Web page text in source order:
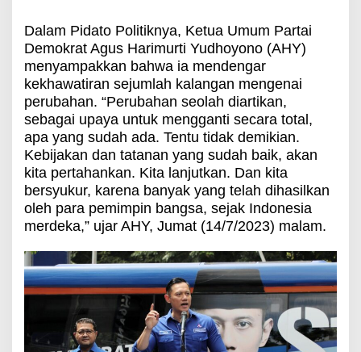
Dalam Pidato Politiknya, Ketua Umum Partai
Demokrat Agus Harimurti Yudhoyono (AHY)
menyampakkan bahwa ia mendengar
kekhawatiran sejumlah kalangan mengenai
perubahan. “Perubahan seolah diartikan,
sebagai upaya untuk mengganti secara total,
apa yang sudah ada. Tentu tidak demikian.
Kebijakan dan tatanan yang sudah baik, akan
kita pertahankan. Kita lanjutkan. Dan kita
bersyukur, karena banyak yang telah dihasilkan
oleh para pemimpin bangsa, sejak Indonesia
merdeka,” ujar AHY, Jumat (14/7/2023) malam.